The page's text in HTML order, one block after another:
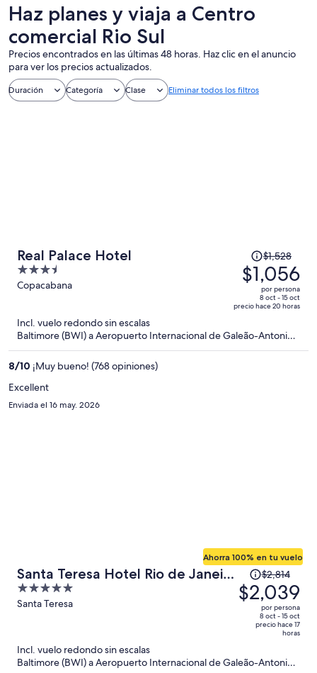
Haz planes y viaja a Centro
comercial Rio Sul
Precios encontrados en las últimas 48 horas. Haz clic en el anuncio
para ver los precios actualizados.
Duración Categoría Clase Eliminar todos los filtros
Real Palace Hotel
3.5
out
5
Copacabana
precio
era
$1,528
y
ahora
$1,528
$1,056
por persona
8 oct - 15 oct
precio hace 20 horas
Incl. vuelo redondo sin escalas
Baltimore (BWI) a Aeropuerto Internacional de Galeão-Antonio
Carlos Jobim (GIG)
8/10 ¡Muy bueno! (768 opiniones)
Excellent
Enviada el 16 may. 2026
Santa Teresa Hotel Rio de Janeiro
- MGallery Collection
5
out
Santa Teresa
Ahorra 100% en tu vuelo
precio
era
$2,814
ahora
$2,814
$2,039
por persona
8 oct - 15 oct
precio hace 17
horas
Incl. vuelo redondo sin escalas
Baltimore (BWI) a Aeropuerto Internacional de Galeão-Antonio